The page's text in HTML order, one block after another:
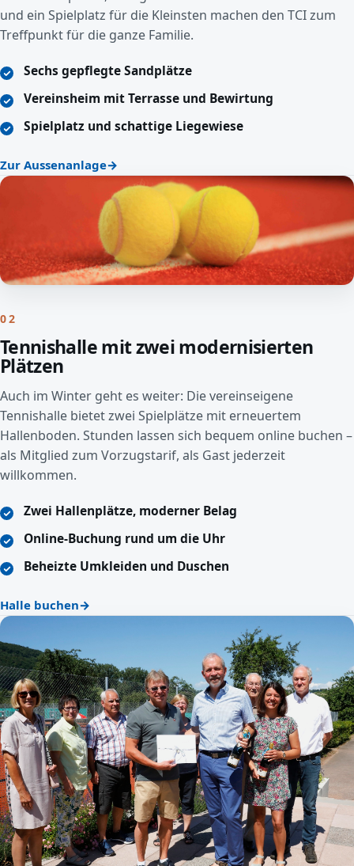
und ein Spielplatz für die Kleinsten machen den TCI zum
Treffpunkt für die ganze Familie.
Sechs gepflegte Sandplätze
Vereinsheim mit Terrasse und Bewirtung
Spielplatz und schattige Liegewiese
Zur Aussenanlage
02
Tennishalle mit zwei modernisierten
Plätzen
Auch im Winter geht es weiter: Die vereinseigene
Tennishalle bietet zwei Spielplätze mit erneuertem
Hallenboden. Stunden lassen sich bequem online buchen –
als Mitglied zum Vorzugstarif, als Gast jederzeit
willkommen.
Zwei Hallenplätze, moderner Belag
Online-Buchung rund um die Uhr
Beheizte Umkleiden und Duschen
Halle buchen